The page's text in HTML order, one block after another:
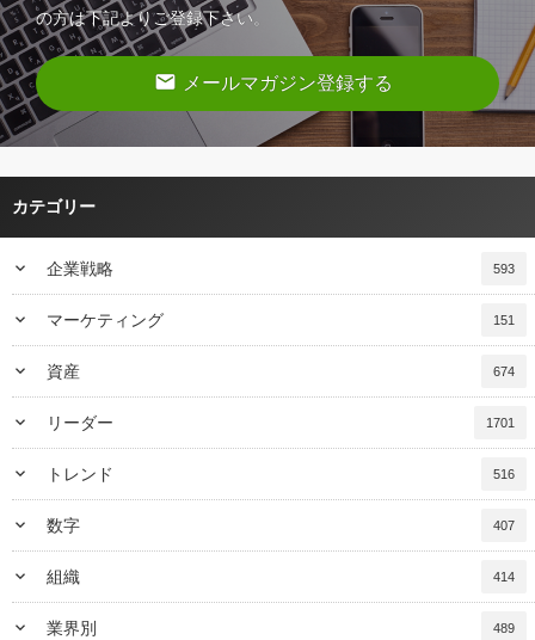
の方は下記よりご登録下さい。
email メールマガジン登録する
カテゴリー
keyboard_arrow_down 企業戦略 593
keyboard_arrow_down マーケティング 151
keyboard_arrow_down 資産 674
keyboard_arrow_down リーダー 1701
keyboard_arrow_down トレンド 516
keyboard_arrow_down 数字 407
keyboard_arrow_down 組織 414
keyboard_arrow_down 業界別 489